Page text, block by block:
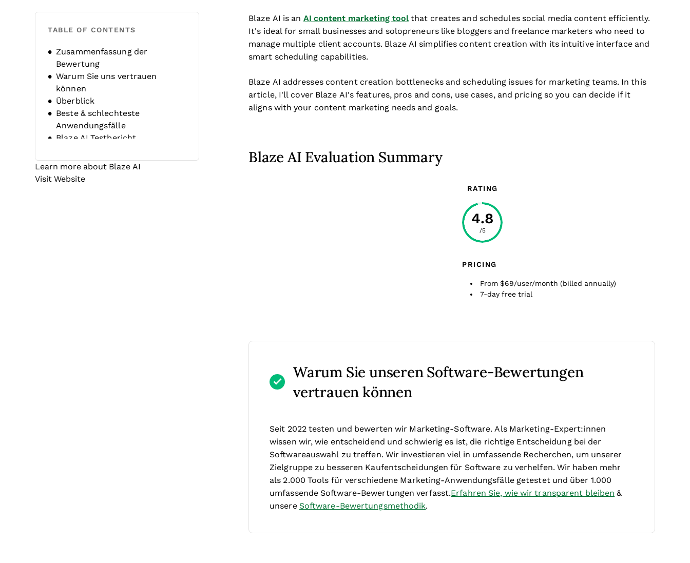
TABLE OF CONTENTS
Zusammenfassung der
Bewertung
Warum Sie uns vertrauen
können
Überblick
Beste & schlechteste
Anwendungsfälle
Blaze AI Testbericht
Alternativen
FAQs
Learn more about Blaze AI
Visit WebsiteOpens new window
Blaze AI is an AI content marketing tool that creates and schedules social media content efficiently.
It's ideal for small businesses and solopreneurs like bloggers and freelance marketers who need to
manage multiple client accounts. Blaze AI simplifies content creation with its intuitive interface and
smart scheduling capabilities.
Blaze AI addresses content creation bottlenecks and scheduling issues for marketing teams. In this
article, I'll cover Blaze AI's features, pros and cons, use cases, and pricing so you can decide if it
aligns with your content marketing needs and goals.
Blaze AI Evaluation Summary
RATING
4.8
/5
PRICING
From $69/user/month (billed annually)
7-day free trial
Warum Sie unseren Software-Bewertungen
vertrauen können
Seit 2022 testen und bewerten wir Marketing-Software. Als Marketing-Expert:innen
wissen wir, wie entscheidend und schwierig es ist, die richtige Entscheidung bei der
Softwareauswahl zu treffen. Wir investieren viel in umfassende Recherchen, um unserer
Zielgruppe zu besseren Kaufentscheidungen für Software zu verhelfen. Wir haben mehr
als 2.000 Tools für verschiedene Marketing-Anwendungsfälle getestet und über 1.000
umfassende Software-Bewertungen verfasst.Erfahren Sie, wie wir transparent bleiben &
unsere Software-Bewertungsmethodik.